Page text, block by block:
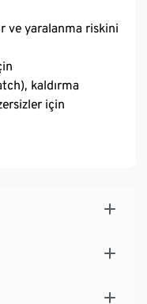
ve yaralanma riskini
kaldırma
için